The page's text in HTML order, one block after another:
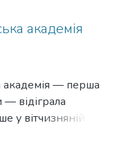
русифікації
Боротьба за
повернення
імен
ареною, на
погляди і
і мужнів
руху.
академія
— перша
відіграла
у вітчизняній
вплив на